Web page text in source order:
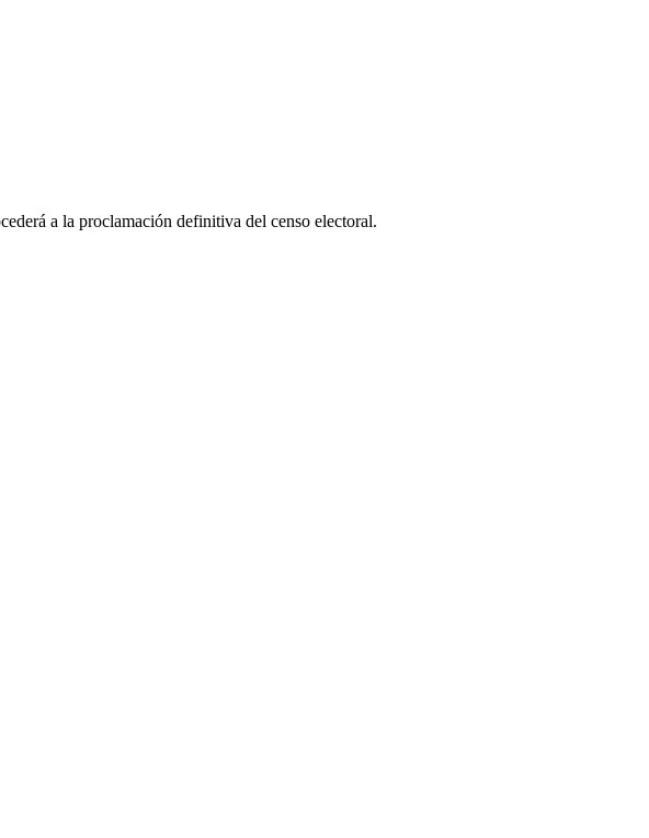
a la proclamación definitiva del censo electoral.